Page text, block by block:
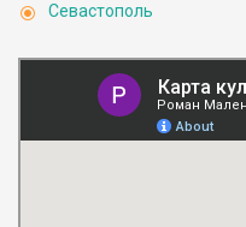
Севастополь